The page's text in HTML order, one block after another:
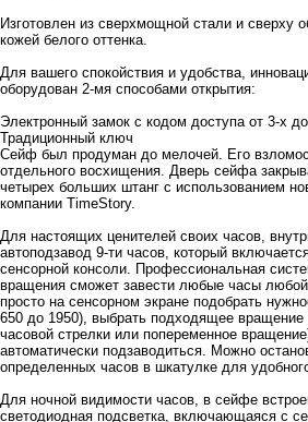
Изготовлен из сверхмощной стали и сверху
кожей белого оттенка.
Для вашего спокойствия и удобства,
оборудован 2-мя способами открытия:
Электронный замок с кодом доступа от 3-х
Традиционный ключ
Сейф был продуман до мелочей. Его
отдельного восхищения. Дверь сейфа
четырех больших штанг с использованием
компании TimeStory.
Для настоящих ценителей своих часов,
автоподзавод 9-ти часов, который
сенсорной консоли. Профессиональная
вращения сможет завести любые часы
просто на сенсорном экране подобрать
650 до 1950), выбрать подходящее вращение
часовой стрелки или попеременное
автоматически подзаводиться. Можно
определенных часов в шкатулке для
Для ночной видимости часов, в сейфе
светодиодная подсветка, включающаяся с